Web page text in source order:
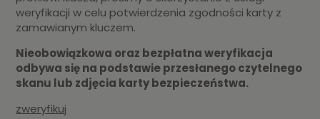
weryfikacji w celu potwierdzenia zgodności karty z
zamawianym kluczem.
Nieobowiązkowa oraz bezpłatna weryfikacja
odbywa się na podstawie przesłanego czytelnego
skanu lub zdjęcia karty bezpieczeństwa.
zweryfikuj